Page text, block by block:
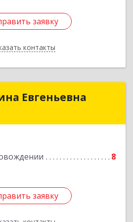
заявку
контакты
заявку
Назад
Евгеньевна
8
заявку
Дина Евгеньевна
заявку